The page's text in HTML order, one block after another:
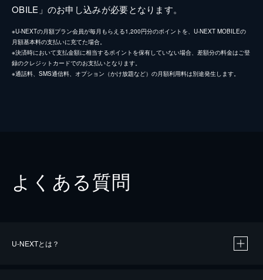
OBILE」のお申し込みが必要となります。
※U-NEXTの月額プラン会員が毎月もらえる1,200円分のポイントを、U-NEXT MOBILEの
月額基本料の支払いに充てた場合。
※決済時において支払金額に相当するポイントを保有していない場合、差額分の料金はご登
録のクレジットカードでのお支払いとなります。
※通話料、SMS通信料、オプション（かけ放題など）の月額利用料は別途発生します。
よくある質問
U-NEXTとは？